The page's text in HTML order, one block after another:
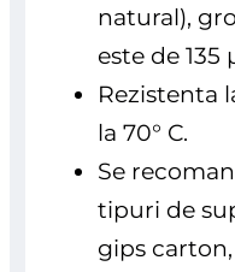
natural),
este de 135
Rezistenta
la 70° C.
Se
tipuri de
gips